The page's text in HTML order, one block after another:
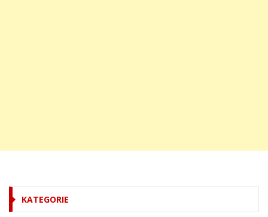
KATEGORIE